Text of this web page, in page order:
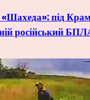
під
російський